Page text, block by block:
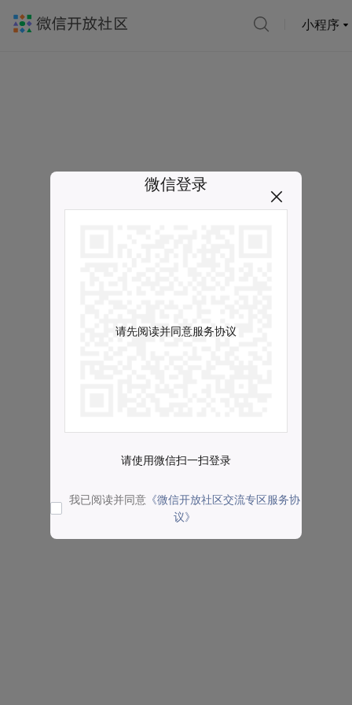
小程序
微信登录
请先阅读并同意服务协议
请使用微信扫一扫登录
我已阅读并同意 《微信开放社区交流专区服务协
议》